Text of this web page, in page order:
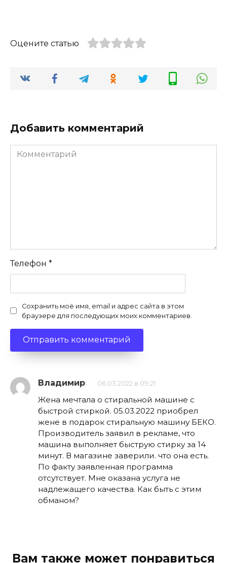
Оцените статью
Добавить комментарий
Комментарий
Телефон *
Сохранить моё имя, email и адрес сайта в этом
браузере для последующих моих комментариев.
Владимир 06.03.2022 в 09:21
Жена мечтала о стиральной машине с
быстрой стиркой. 05.03.2022 приобрел
жене в подарок стиральную машину БЕКО.
Производитель заявил в рекламе, что
машина выполняет быструю стирку за 14
минут. В магазине заверили. что она есть.
По факту заявленная программа
отсутствует. Мне оказана услуга не
надлежащего качества. Как быть с этим
обманом?
Вам также может понравиться